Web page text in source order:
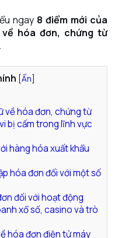
ngay 8 điểm mới của
về hóa đơn, chứng từ
[Ẩn]
về hóa đơn, chứng từ
bị cấm trong lĩnh vực
hàng hóa xuất khẩu
hóa đơn đối với một số
đối với hoạt động
xổ số, casino và trò
hóa đơn điện tử máy